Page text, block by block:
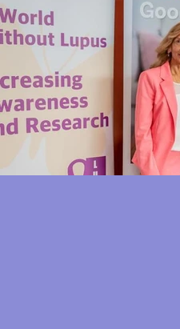
participation in
art, sport, etc.
NDIA regularly
arrangements to
most recent changes
Contact us, to be in
experts and learn